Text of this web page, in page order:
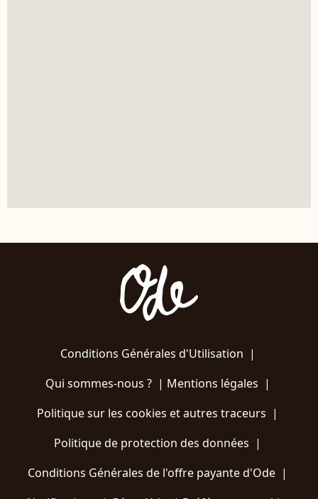
Conditions Générales d'Utilisation |
Qui sommes-nous ?| Mentions légales |
Politique sur les cookies et autres traceurs |
Politique de protection des données |
Conditions Générales de l'offre payante d'Ode |